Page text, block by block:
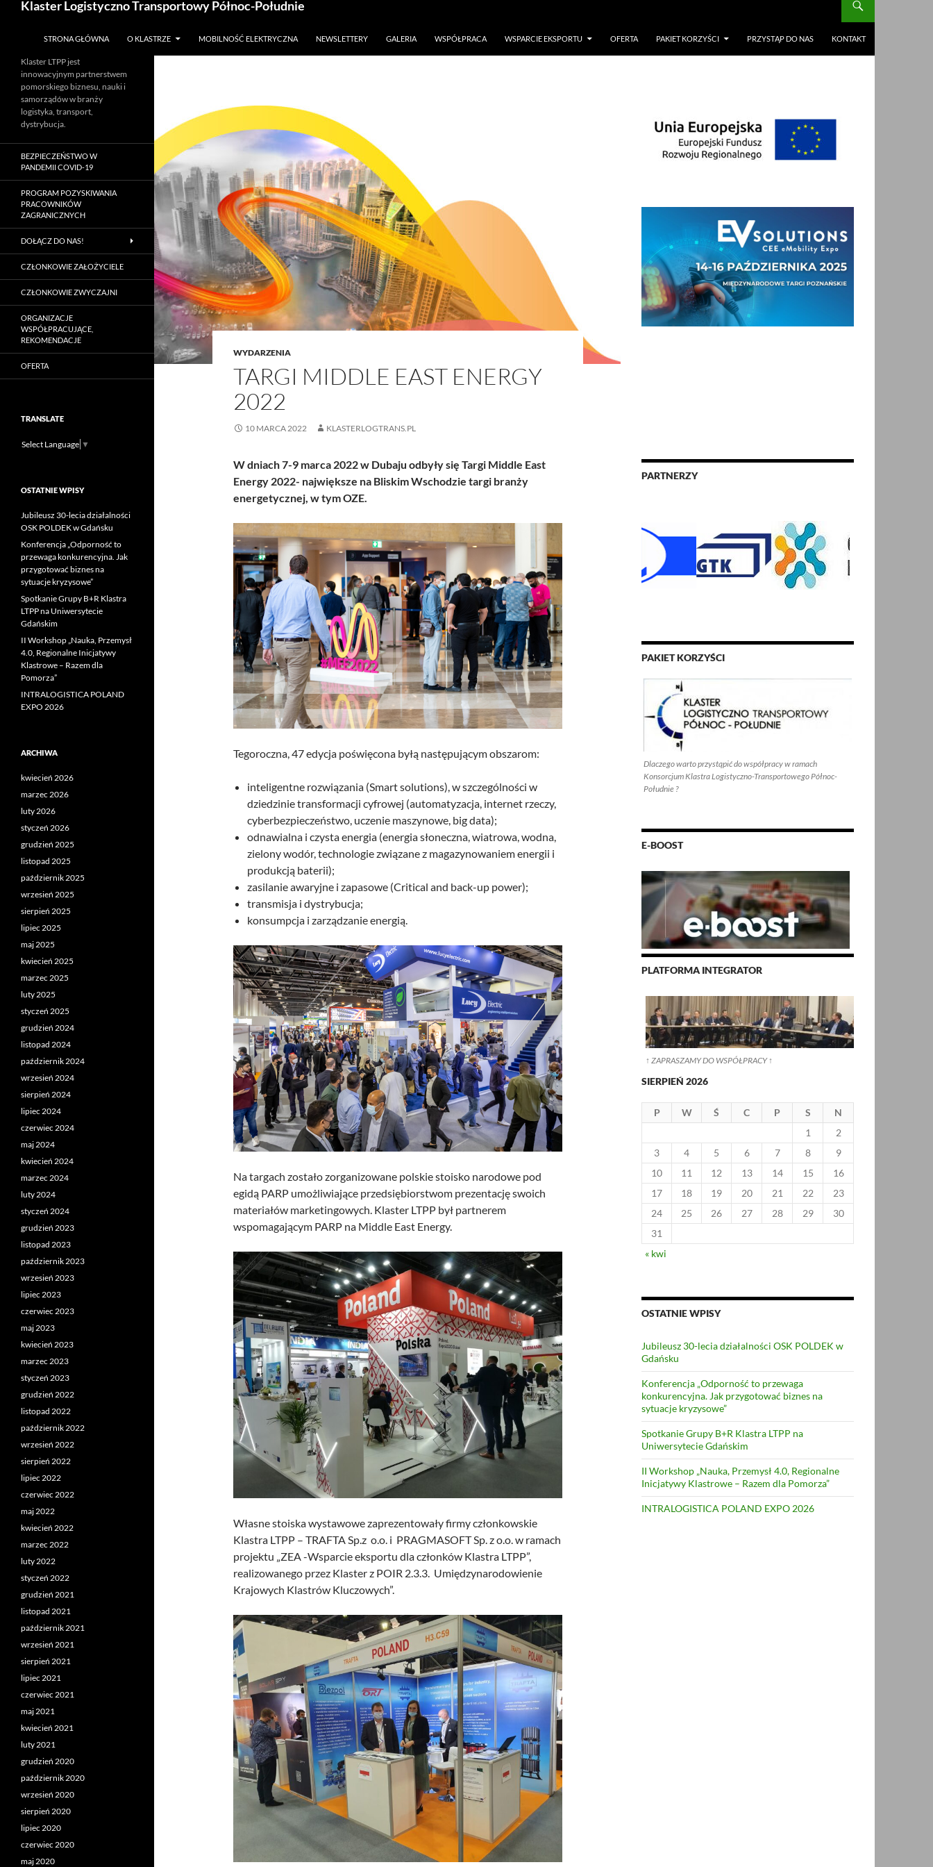
Klaster Logistyczno Transportowy Północ-Południe
STRONA GŁÓWNA O KLASTRZE MOBILNOŚĆ ELEKTRYCZNA NEWSLETTERY GALERIA WSPÓŁPRACA WSPARCIE EKSPORTU OFERTA PAKIET KORZYŚCI PRZYSTĄP DO NAS KONTAKT
WYDARZENIA
TARGI MIDDLE EAST ENERGY
2022
10 MARCA 2022 KLASTERLOGTRANS.PL
W dniach 7-9 marca 2022 w Dubaju odbyły się Targi Middle East
Energy 2022- największe na Bliskim Wschodzie targi branży
energetycznej, w tym OZE.
Tegoroczna, 47 edycja poświęcona byłą następującym obszarom:
inteligentne rozwiązania (Smart solutions), w szczególności w
dziedzinie transformacji cyfrowej (automatyzacja, internet rzeczy,
cyberbezpieczeństwo, uczenie maszynowe, big data);
odnawialna i czysta energia (energia słoneczna, wiatrowa, wodna,
zielony wodór, technologie związane z magazynowaniem energii i
produkcją baterii);
zasilanie awaryjne i zapasowe (Critical and back-up power);
transmisja i dystrybucja;
konsumpcja i zarządzanie energią.
Na targach zostało zorganizowane polskie stoisko narodowe pod
egidą PARP umożliwiające przedsiębiorstwom prezentację swoich
materiałów marketingowych. Klaster LTPP był partnerem
wspomagającym PARP na Middle East Energy.
Własne stoiska wystawowe zaprezentowały firmy członkowskie
Klastra LTPP – TRAFTA Sp.z o.o. i PRAGMASOFT Sp. z o.o. w ramach
projektu „ZEA -Wsparcie eksportu dla członków Klastra LTPP”,
realizowanego przez Klaster z POIR 2.3.3. Umiędzynarodowienie
Krajowych Klastrów Kluczowych”.
PARTNERZY
PAKIET KORZYŚCI
Dlaczego warto przystąpić do współpracy w ramach
Konsorcjum Klastra Logistyczno-Transportowego Północ-
Południe ?
E-BOOST
PLATFORMA INTEGRATOR
↑ ZAPRASZAMY DO WSPÓŁPRACY ↑
SIERPIEŃ 2026
P W Ś C P S
N
1
2
3
4 5 6 7 8
9
10
11 12 13 14 15
16
17
18 19 20 21 22
23
24
25 26 27 28 29
30
31
« kwi
OSTATNIE WPISY
Jubileusz 30-lecia działalności OSK POLDEK w
Gdańsku
Konferencja „Odporność to przewaga
konkurencyjna. Jak przygotować biznes na
sytuacje kryzysowe”
Spotkanie Grupy B+R Klastra LTPP na
Uniwersytecie Gdańskim
II Workshop „Nauka, Przemysł 4.0, Regionalne
Inicjatywy Klastrowe – Razem dla Pomorza”
INTRALOGISTICA POLAND EXPO 2026
Klaster LTPP jest
innowacyjnym partnerstwem
pomorskiego biznesu, nauki i
samorządów w branży
logistyka, transport,
dystrybucja.
BEZPIECZEŃSTWO W
PANDEMII COVID-19
PROGRAM POZYSKIWANIA
PRACOWNIKÓW
ZAGRANICZNYCH
DOŁĄCZ DO NAS!
CZŁONKOWIE ZAŁOŻYCIELE
CZŁONKOWIE ZWYCZAJNI
ORGANIZACJE
WSPÓŁPRACUJĄCE,
REKOMENDACJE
OFERTA
TRANSLATE
Select Language ▼
OSTATNIE WPISY
Jubileusz 30-lecia działalności
OSK POLDEK w Gdańsku
Konferencja „Odporność to
przewaga konkurencyjna. Jak
przygotować biznes na
sytuacje kryzysowe”
Spotkanie Grupy B+R Klastra
LTPP na Uniwersytecie
Gdańskim
II Workshop „Nauka, Przemysł
4.0, Regionalne Inicjatywy
Klastrowe – Razem dla
Pomorza”
INTRALOGISTICA POLAND
EXPO 2026
ARCHIWA
kwiecień 2026
marzec 2026
luty 2026
styczeń 2026
grudzień 2025
listopad 2025
październik 2025
wrzesień 2025
sierpień 2025
lipiec 2025
maj 2025
kwiecień 2025
marzec 2025
luty 2025
styczeń 2025
grudzień 2024
listopad 2024
październik 2024
wrzesień 2024
sierpień 2024
lipiec 2024
czerwiec 2024
maj 2024
kwiecień 2024
marzec 2024
luty 2024
styczeń 2024
grudzień 2023
listopad 2023
październik 2023
wrzesień 2023
lipiec 2023
czerwiec 2023
maj 2023
kwiecień 2023
marzec 2023
styczeń 2023
grudzień 2022
listopad 2022
październik 2022
wrzesień 2022
sierpień 2022
lipiec 2022
czerwiec 2022
maj 2022
kwiecień 2022
marzec 2022
luty 2022
styczeń 2022
grudzień 2021
listopad 2021
październik 2021
wrzesień 2021
sierpień 2021
lipiec 2021
czerwiec 2021
maj 2021
kwiecień 2021
luty 2021
grudzień 2020
październik 2020
wrzesień 2020
sierpień 2020
lipiec 2020
czerwiec 2020
maj 2020